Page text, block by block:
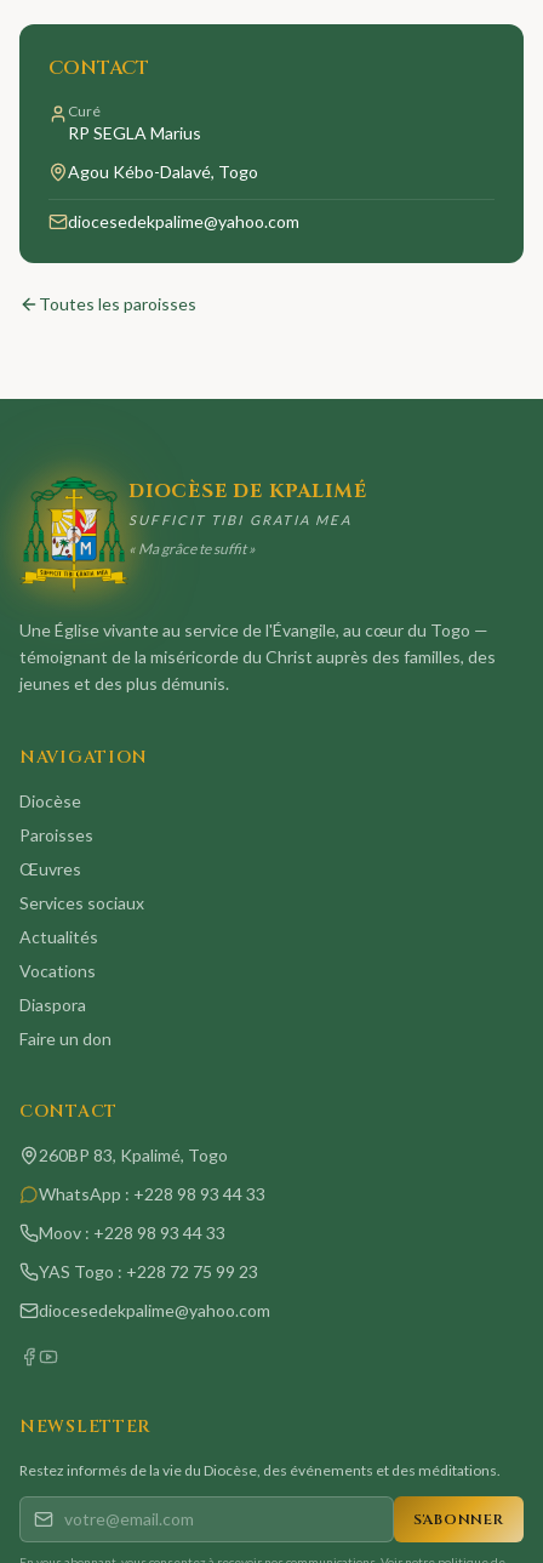
CONTACT
Curé
RP SEGLA Marius
Agou Kébo-Dalavé, Togo
diocesedekpalime@yahoo.com
Toutes les paroisses
DIOCÈSE DE KPALIMÉ
SUFFICIT TIBI GRATIA MEA
« Ma grâce te suffit »
Une Église vivante au service de l'Évangile, au cœur du Togo —
témoignant de la miséricorde du Christ auprès des familles, des
jeunes et des plus démunis.
NAVIGATION
Diocèse
Paroisses
Œuvres
Services sociaux
Actualités
Vocations
Diaspora
Faire un don
CONTACT
260BP 83, Kpalimé, Togo
WhatsApp : +228 98 93 44 33
Moov : +228 98 93 44 33
YAS Togo : +228 72 75 99 23
diocesedekpalime@yahoo.com
NEWSLETTER
Restez informés de la vie du Diocèse, des événements et des méditations.
S'ABONNER